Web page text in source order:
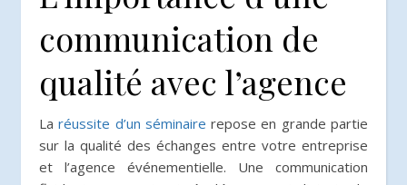
communication de
qualité avec l’agence
Laréussite d’un séminaire repose en grande partie
sur la qualité des échanges entre votre entreprise
et l’agence événementielle. Une communication